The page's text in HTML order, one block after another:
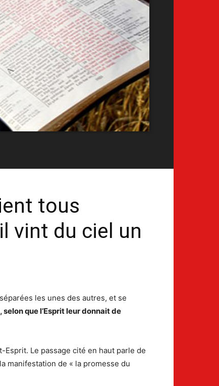
tous
vint du ciel un
les unes des autres, et se
que l’Esprit leur donnait de
Le passage cité en haut parle de
manifestation de « la promesse du